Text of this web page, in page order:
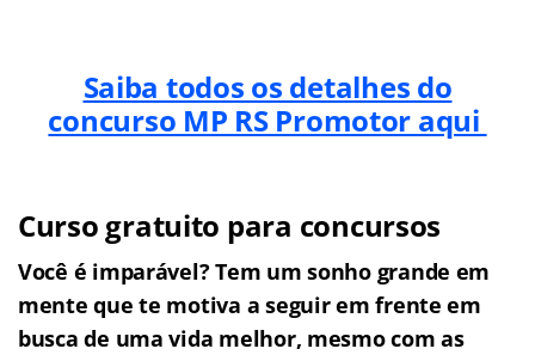
Saiba todos os detalhes do
concurso MP RS Promotor aqui
Curso gratuito para concursos
Você é imparável? Tem um sonho grande em
mente que te motiva a seguir em frente em
busca de uma vida melhor, mesmo com as